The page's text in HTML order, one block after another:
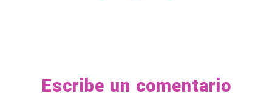
Escribe un comentario